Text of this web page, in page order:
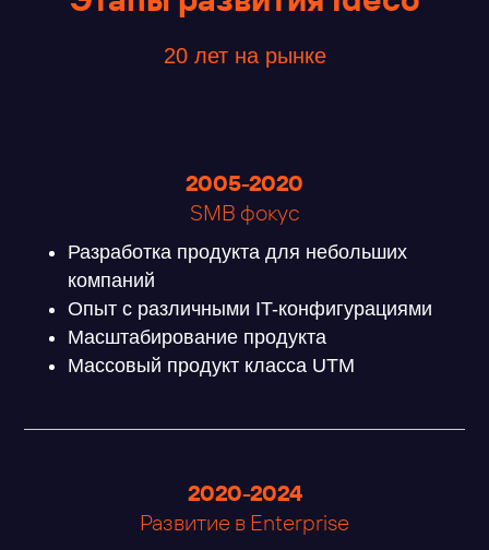
20 лет на рынке
2005-2020
SMB фокус
Разработка продукта для небольших
компаний
Опыт с различными IT-конфигурациями
Масштабирование продукта
Массовый продукт класса UTM
2020-2024
Развитие в Enterprise